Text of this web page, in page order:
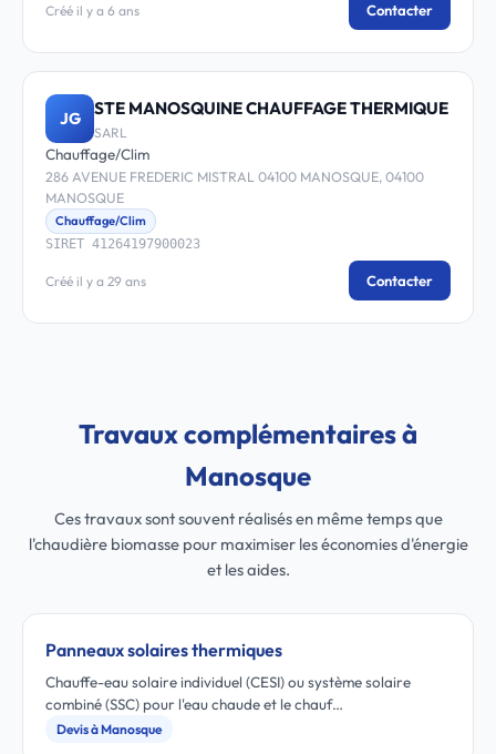
Créé il y a 6 ans Contacter
JG STE MANOSQUINE CHAUFFAGE THERMIQUE
SARL
Chauffage/Clim
286 AVENUE FREDERIC MISTRAL 04100 MANOSQUE, 04100
MANOSQUE
Chauffage/Clim
SIRET 41264197900023
Créé il y a 29 ans Contacter
Travaux complémentaires à
Manosque
Ces travaux sont souvent réalisés en même temps que
l'chaudière biomasse pour maximiser les économies d'énergie
et les aides.
Panneaux solaires thermiques
Chauffe-eau solaire individuel (CESI) ou système solaire
combiné (SSC) pour l'eau chaude et le chauf…
Devis à Manosque